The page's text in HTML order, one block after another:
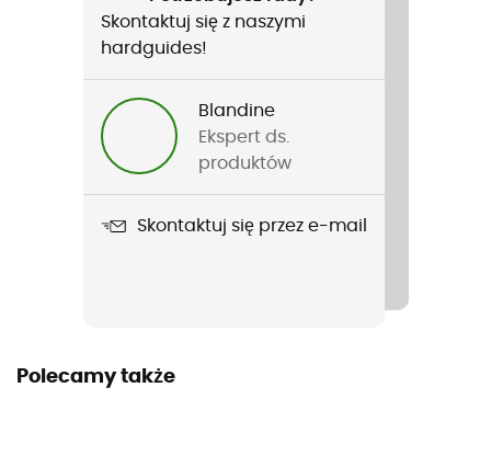
Skontaktuj się z naszymi
hardguides!
Blandine
Ekspert ds.
produktów
Skontaktuj się przez e-mail
Polecamy także